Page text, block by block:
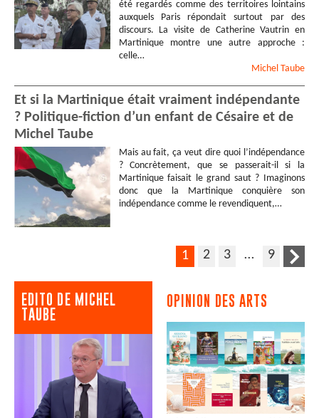
été regardés comme des territoires lointains
auxquels Paris répondait surtout par des
discours. La visite de Catherine Vautrin en
Martinique montre une autre approche :
celle…
Michel Taube
Et si la Martinique était vraiment indépendante
? Politique-fiction d’un enfant de Césaire et de
Michel Taube
Mais au fait, ça veut dire quoi l’indépendance
? Concrètement, que se passerait-il si la
Martinique faisait le grand saut ? Imaginons
donc que la Martinique conquière son
indépendance comme le revendiquent,…
1 2 3 … 9
EDITO DE MICHEL
TAUBE
OPINION DES ARTS